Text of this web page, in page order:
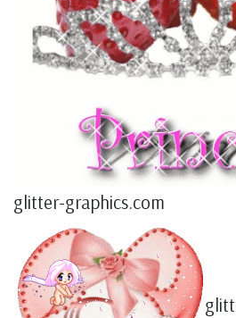
glitter-graphics.com